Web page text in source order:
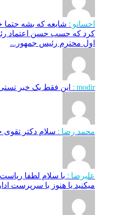
احسانو : شایعه که بشه
کرد که حسب حسن اعتماد
اول محترم رئیس جمهور...
modir : این فقط یک خبر
محمد رضا : سلام دکتر
علیرضا : با سلام لطفا
میکنید یا هنوز با سرپرست